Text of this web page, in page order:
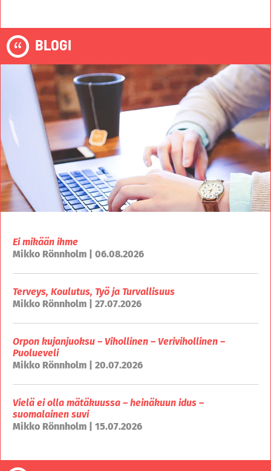
BLOGI
Ei mikään ihme
Mikko Rönnholm | 06.08.2026
Terveys, Koulutus, Työ ja Turvallisuus
Mikko Rönnholm | 27.07.2026
Orpon kujanjuoksu – Vihollinen – Verivihollinen –
Puolueveli
Mikko Rönnholm | 20.07.2026
Vielä ei olla mätäkuussa – heinäkuun idus –
suomalainen suvi
Mikko Rönnholm | 15.07.2026